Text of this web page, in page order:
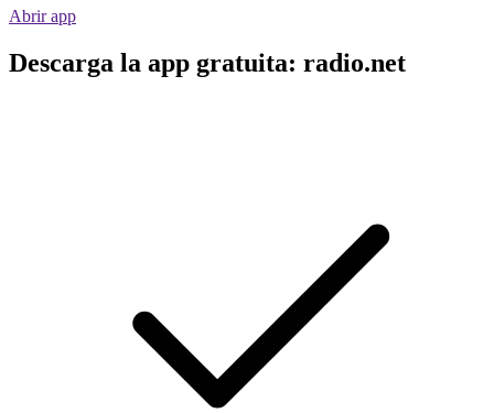
Abrir app
Descarga la app gratuita: radio.net